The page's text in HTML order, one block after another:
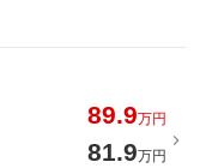
89.9万円
81.9万円